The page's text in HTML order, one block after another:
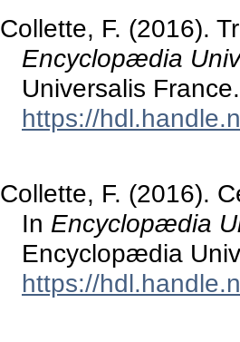
Collette, F. (2016).
Encyclopædia
Universalis France.
https://
Collette, F. (2016).
In Encyclopædia
Encyclopædia
https://